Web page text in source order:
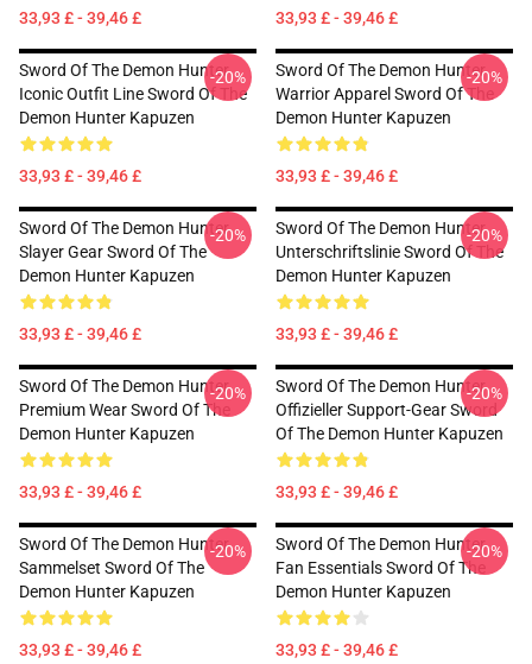
33,93 £ - 39,46 £ 33,93 £ - 39,46 £
Sword Of The Demon Hunter
Iconic Outfit Line Sword Of The
Demon Hunter Kapuzen
33,93 £ - 39,46 £
-20%
Sword Of The Demon Hunter
Warrior Apparel Sword Of The
Demon Hunter Kapuzen
33,93 £ - 39,46 £
-20%
Sword Of The Demon Hunter
Slayer Gear Sword Of The
Demon Hunter Kapuzen
33,93 £ - 39,46 £
-20%
Sword Of The Demon Hunter
Unterschriftslinie Sword Of The
Demon Hunter Kapuzen
33,93 £ - 39,46 £
-20%
Sword Of The Demon Hunter
Premium Wear Sword Of The
Demon Hunter Kapuzen
33,93 £ - 39,46 £
-20%
Sword Of The Demon Hunter
Offizieller Support-Gear Sword
Of The Demon Hunter Kapuzen
33,93 £ - 39,46 £
-20%
Sword Of The Demon Hunter
Sammelset Sword Of The
Demon Hunter Kapuzen
33,93 £ - 39,46 £
-20%
Sword Of The Demon Hunter
Fan Essentials Sword Of The
Demon Hunter Kapuzen
33,93 £ - 39,46 £
-20%